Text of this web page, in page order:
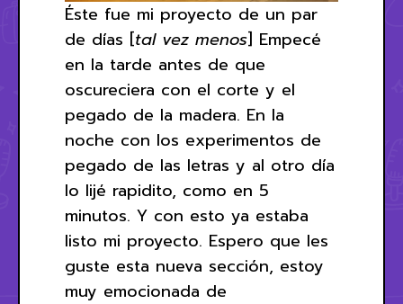
Éste fue mi proyecto de un par
de días [tal vez menos] Empecé
en la tarde antes de que
oscureciera con el corte y el
pegado de la madera. En la
noche con los experimentos de
pegado de las letras y al otro día
lo lijé rapidito, como en 5
minutos. Y con esto ya estaba
listo mi proyecto. Espero que les
guste esta nueva sección, estoy
muy emocionada de